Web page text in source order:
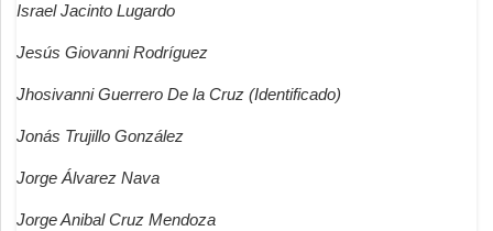
Israel Jacinto Lugardo
Jesús Giovanni Rodríguez
Jhosivanni Guerrero De la Cruz (Identificado)
Jonás Trujillo González
Jorge Álvarez Nava
Jorge Anibal Cruz Mendoza